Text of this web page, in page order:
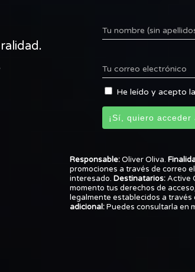
Tu nombre (sin
Tu correo electrónico
He leído y acepto
¡Sí, quiero
Responsable:Oliver Oliva.
promociones a través de correo
interesado.Destinatarios:Active
momento tus derechos de
legalmente establecidos a
adicional:Puedes consultarla en